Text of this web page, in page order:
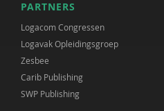
PARTNERS
Logacom Congressen
Logavak Opleidingsgroep
Zesbee
Carib Publishing
SWP Publishing